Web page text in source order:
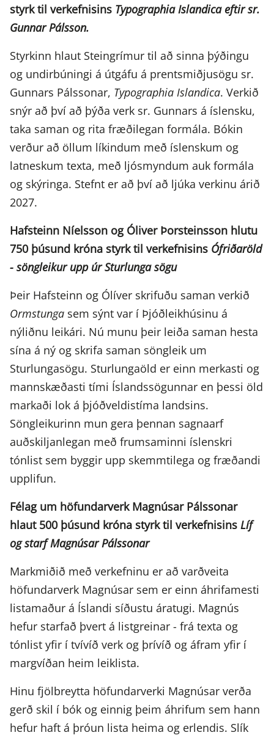
styrk til verkefnisins Typographia Islandica eftir sr.
Gunnar Pálsson.
Styrkinn hlaut Steingrímur til að sinna þýðingu
og undirbúningi á útgáfu á prentsmiðjusögu sr.
Gunnars Pálssonar, Typographia Islandica. Verkið
snýr að því að þýða verk sr. Gunnars á íslensku,
taka saman og rita fræðilegan formála. Bókin
verður að öllum líkindum með íslenskum og
latneskum texta, með ljósmyndum auk formála
og skýringa. Stefnt er að því að ljúka verkinu árið
2027.
Hafsteinn Níelsson og Óliver Þorsteinsson hlutu
750 þúsund króna styrk til verkefnisins Ófriðaröld
- söngleikur upp úr Sturlunga sögu
Þeir Hafsteinn og Ólíver skrifuðu saman verkið
Ormstunga sem sýnt var í Þjóðleikhúsinu á
nýliðnu leikári. Nú munu þeir leiða saman hesta
sína á ný og skrifa saman söngleik um
Sturlungasögu. Sturlungaöld er einn merkasti og
mannskæðasti tími Íslandssögunnar en þessi öld
markaði lok á þjóðveldistíma landsins.
Söngleikurinn mun gera þennan sagnaarf
auðskiljanlegan með frumsaminni íslenskri
tónlist sem byggir upp skemmtilega og fræðandi
upplifun.
Félag um höfundarverk Magnúsar Pálssonar
hlaut 500 þúsund króna styrk til verkefnisins Líf
og starf Magnúsar Pálssonar
Markmiðið með verkefninu er að varðveita
höfundarverk Magnúsar sem er einn áhrifamesti
listamaður á Íslandi síðustu áratugi. Magnús
hefur starfað þvert á listgreinar - frá texta og
tónlist yfir í tvívíð verk og þrívíð og áfram yfir í
margvíðan heim leiklista.
Hinu fjölbreytta höfundarverki Magnúsar verða
gerð skil í bók og einnig þeim áhrifum sem hann
hefur haft á þróun lista heima og erlendis. Slík